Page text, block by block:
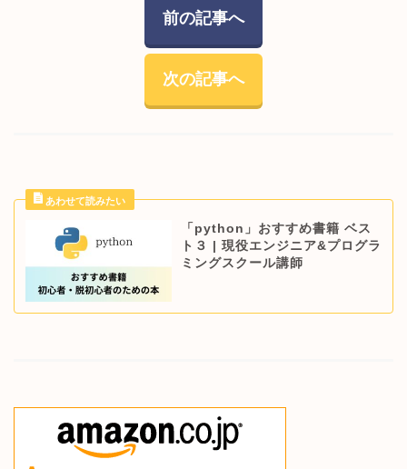
前の記事へ
次の記事へ
「python」おすすめ書籍 ベス
ト３ | 現役エンジニア&プログラ
ミングスクール講師